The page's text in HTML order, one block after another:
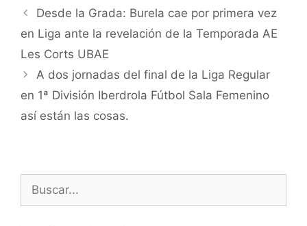
Navegación
entradas
Desde la Grada: Burela cae por primera vez
en Liga ante la revelación de la Temporada AE
Les Corts UBAE
A dos jornadas del final de la Liga Regular
en 1ª División Iberdrola Fútbol Sala Femenino
así están las cosas.